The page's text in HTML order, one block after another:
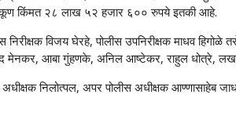
एकूण किंमत २८ लाख ५२ हजार ६०० रुपये इतकी आहे.
निरीक्षक विजय घेरहे, पोलीस उपनिरीक्षक माधव
मेनकर, आबा गुंहणके, अनिल आष्टेकर, राहुल धोत्रे, लखन
अधीक्षक निलोत्पल, अपर पोलीस अधीक्षक आण्णासाहेब